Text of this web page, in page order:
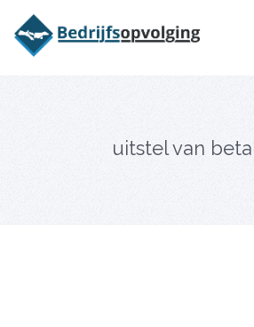
uitstel van
bedrijfsopvolging voor fiscaal
juridisch advies